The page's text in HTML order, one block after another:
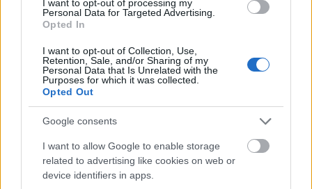
I want to opt-out of processing my
Personal Data for Targeted Advertising.
Opted In
I want to opt-out of Collection, Use,
Retention, Sale, and/or Sharing of my
Personal Data that Is Unrelated with the
Purposes for which it was collected.
Opted Out
Google consents
I want to allow Google to enable storage
related to advertising like cookies on web or
device identifiers in apps.
vaan päässyt kovaa, oli jo kaikki voimat
menneet, Ukkola sanoi.
-Lihaksisto ei tunnu kovin vetreältä. Vapaalla ei
vaan ollut sellaista iskutusta lihaksissa, että
olisin jaksanut puristaa. Ei tämä 41 ihan minun
tavoitesija ollut. Olen aika pettynyt, Varjus
Alle 20-vuotiaat hiihtävät vielä sunnuntaina
viestit. Lauantaina alle 23-vuotiaat kilpailevat